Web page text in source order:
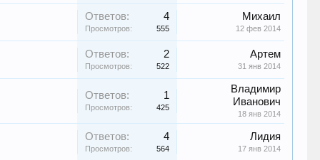
Ответов: 4
Просмотров: 555
Михаил
12 фев 2014
Ответов: 2
Просмотров: 522
Артем
31 янв 2014
Ответов: 1
Просмотров: 425
Владимир
Иванович
18 янв 2014
Ответов: 4
Просмотров: 564
Лидия
17 янв 2014